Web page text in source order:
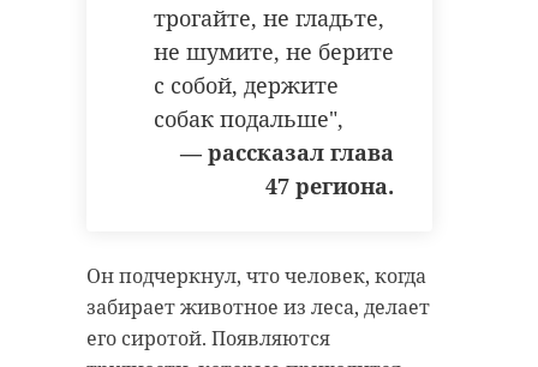
трогайте, не гладьте,
не шумите, не берите
с собой, держите
собак подальше",
— рассказал глава
47 региона.
Он подчеркнул, что человек, когда
забирает животное из леса, делает
его сиротой. Появляются